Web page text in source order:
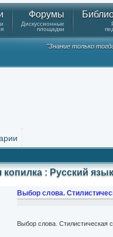
Форумы
Дискуссионные
площадки
"Знание только
копилка : Русский язык
Выбор слова.
Выбор слова. Стилистическая